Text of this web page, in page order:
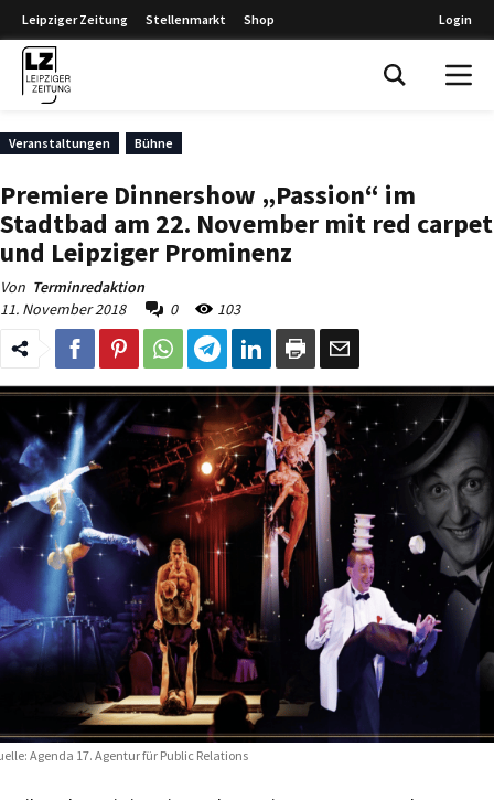
Leipziger Zeitung Stellenmarkt Shop Login
Veranstaltungen Bühne
Premiere Dinnershow „Passion“ im
Stadtbad am 22. November mit red carpet
und Leipziger Prominenz
Von Terminredaktion
11. November 2018
0 103
Agenda 17. Agentur für Public Relations